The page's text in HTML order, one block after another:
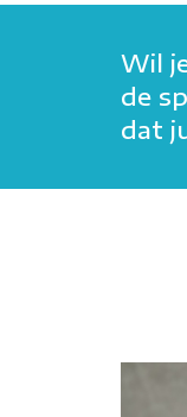
Wil
de
dat